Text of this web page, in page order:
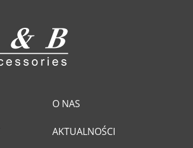
O NAS
AKTUALNOŚCI